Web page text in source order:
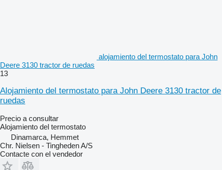
alojamiento del termostato para John
Deere 3130 tractor de ruedas
13
Alojamiento del termostato para John Deere 3130 tractor de
ruedas
Precio a consultar
Alojamiento del termostato
Dinamarca, Hemmet
Chr. Nielsen - Tingheden A/S
Contacte con el vendedor